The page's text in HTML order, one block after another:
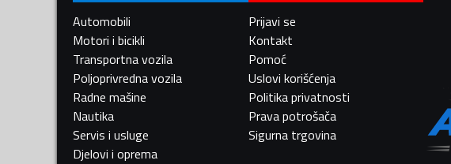
Automobili
Motori i bicikli
Transportna vozila
Poljoprivredna vozila
Radne mašine
Nautika
Servis i usluge
Djelovi i oprema
Prijavi se
Kontakt
Pomoć
Uslovi korišćenja
Politika privatnosti
Prava potrošača
Sigurna trgovina